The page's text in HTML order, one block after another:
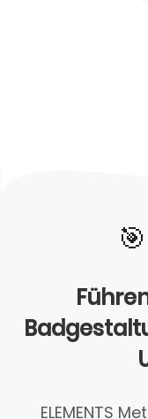
ELEMENTS